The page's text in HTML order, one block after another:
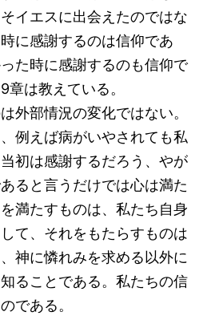
イエスに出会えたのではな
に感謝するのは信仰であ
た時に感謝するのも信仰で
は教えている。
外部情況の変化ではない。
例えば病がいやされても私
初は感謝するだろう、やが
ると言うだけでは心は満た
満たすものは、私たち自身
て、それをもたらすものは
神に憐れみを求める以外に
ることである。私たちの信
である。